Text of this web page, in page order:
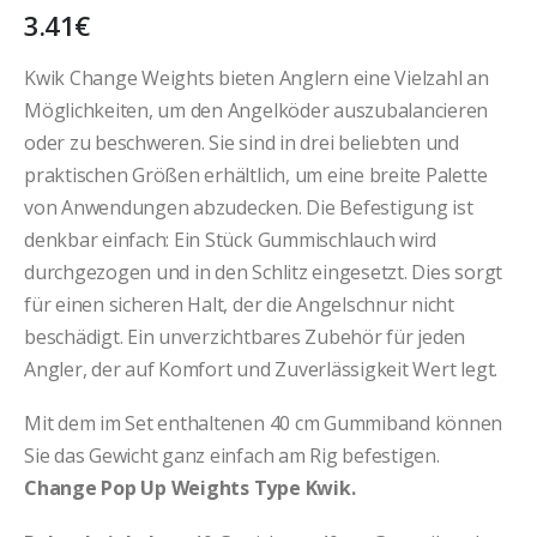
3.41€
Kwik Change Weights bieten Anglern eine Vielzahl an
Möglichkeiten, um den Angelköder auszubalancieren
oder zu beschweren. Sie sind in drei beliebten und
praktischen Größen erhältlich, um eine breite Palette
von Anwendungen abzudecken. Die Befestigung ist
denkbar einfach: Ein Stück Gummischlauch wird
durchgezogen und in den Schlitz eingesetzt. Dies sorgt
für einen sicheren Halt, der die Angelschnur nicht
beschädigt. Ein unverzichtbares Zubehör für jeden
Angler, der auf Komfort und Zuverlässigkeit Wert legt.
Mit dem im Set enthaltenen 40 cm Gummiband können
Sie das Gewicht ganz einfach am Rig befestigen.
Change Pop Up Weights Type Kwik.